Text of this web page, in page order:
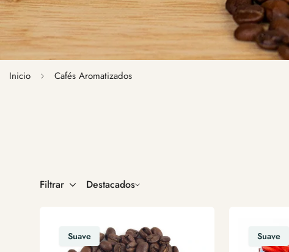
Inicio Cafés Aromatizados
Filtrar Destacados
Suave Suave